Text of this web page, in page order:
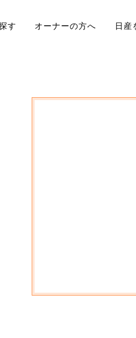
す オーナーの方へ 日産